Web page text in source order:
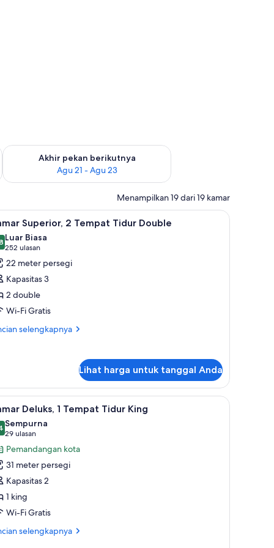
Agu 14 - Agu 16
Akhir pekan berikutnya
Agu 21 - Agu 23
Periksa ketersediaan untuk akhir pekan berikutnya Agu 21 -
Menampilkan 19 dari 19 kamar
akses difabel | Seprai Frette Italia, seprai premium, dan selimut bulu angsa
Kamar Superior, 2 Tempat Tidur Double |
6 Superior, 2 Tempat Tidur Double
dari 10
Luar Biasa
252 ulasan
(252
ulasan)
22 meter persegi
Kapasitas 3
2 double
Wi-Fi Gratis
selengkapnya
Lihat harga untuk tanggal Anda
selimut bulu angsa Kamar Deluks, 1 Tempat Tidur King | Seprai
6 Deluks, 1 Tempat Tidur King
dari 10
Sempurna
29 ulasan
(29
ulasan)
Pemandangan kota
31 meter persegi
Kapasitas 2
1 king
Wi-Fi Gratis
selengkapnya